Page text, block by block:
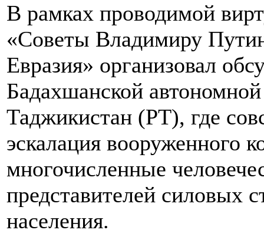
В рамках проводимой
«Советы Владимиру
Евразия» организовал
Бадахшанской
Таджикистан (РТ), где
эскалация вооруженного
многочисленные
представителей силовых
населения.